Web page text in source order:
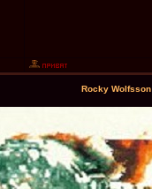
Rocky Wolfsson